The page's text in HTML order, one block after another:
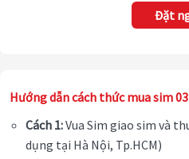
Đặt
Hướng dẫn cách thức mua sim
Cách 1:Vua Sim giao sim và
dụng tại Hà Nội, Tp.HCM)